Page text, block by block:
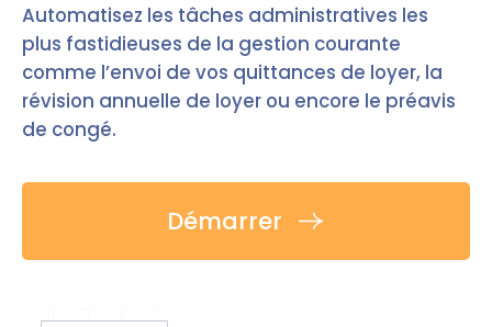
Automatisez les tâches administratives les
plus fastidieuses de la gestion courante
comme l’envoi de vos quittances de loyer, la
révision annuelle de loyer ou encore le préavis
de congé.
Démarrer